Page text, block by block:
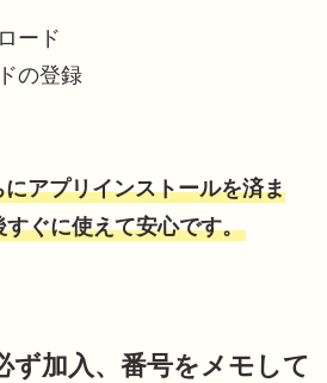
ード
の登録
アプリインストールを済ま
ぐに使えて安心です。
ず加入、番号をメモして